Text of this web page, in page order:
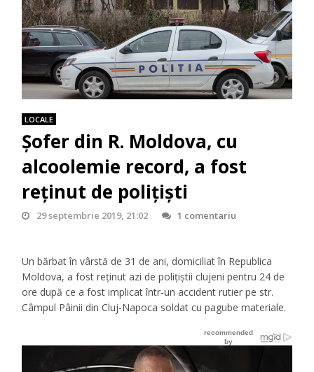
LOCALE
Șofer din R. Moldova, cu
alcoolemie record, a fost
reținut de polițiști
29 septembrie 2019, 21:02 1 comentariu
Un bărbat în vârstă de 31 de ani, domiciliat în Republica
Moldova, a fost reținut azi de polițiștii clujeni pentru 24 de
ore după ce a fost implicat într-un accident rutier pe str.
Câmpul Pâinii din Cluj-Napoca soldat cu pagube materiale.